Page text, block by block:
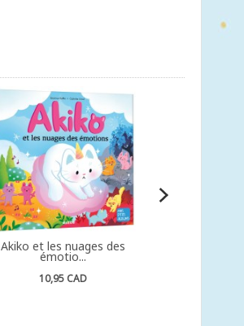
Akiko et les nuages des
émotio...
10,95 CAD